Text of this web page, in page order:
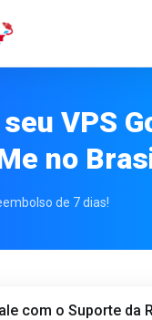
VPS
no
de 7 dias!
com o Suporte da